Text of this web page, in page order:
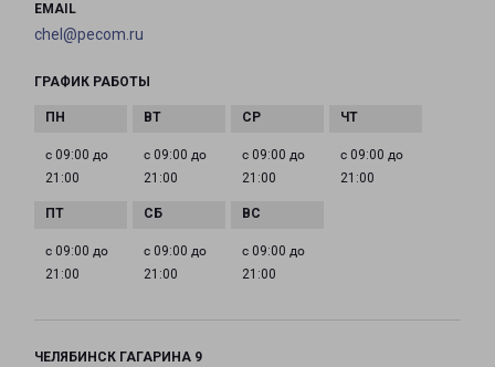
EMAIL
chel@pecom.ru
ГРАФИК РАБОТЫ
с 09:00 до
21:00
с 09:00 до
21:00
с 09:00 до
21:00
с 09:00 до
21:00
с 09:00 до
21:00
с 09:00 до
21:00
с 09:00 до
21:00
ЧЕЛЯБИНСК ГАГАРИНА 9